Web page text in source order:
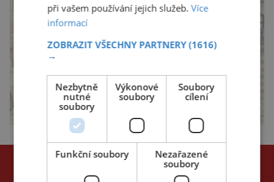
NEJČTENĚJŠÍ ČLÁNKY
při vašem používání jejich služeb.Více
informací
ZOBRAZIT VŠECHNY PARTNERY(1616)
→
Nezbytně
nutné
soubory
Výkonové
soubory
Soubory
cílení
Funkční soubory
Nezařazené
soubory